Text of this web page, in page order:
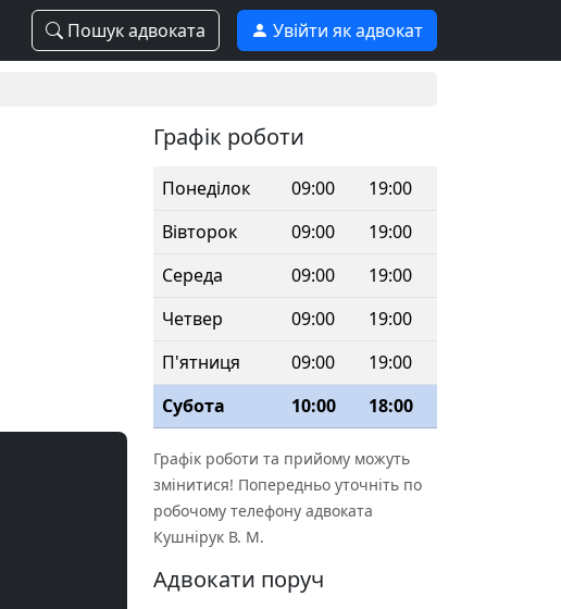
Пошук адвоката Увійти як адвокат
Графік роботи
Понеділок 09:00
19:00
Вівторок
09:00
19:00
Середа
09:00
19:00
Четвер
09:00
19:00
П'ятниця
09:00
19:00
Субота
10:00 18:00
Графік роботи та прийому можуть
змінитися! Попередньо уточніть по
робочому телефону адвоката
Кушнірук В. М.
Адвокати поруч